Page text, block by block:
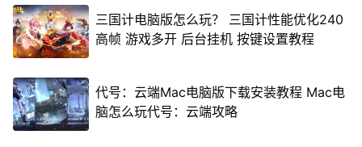
三国计电脑版怎么玩？ 三国计性能优化240
高帧 游戏多开 后台挂机 按键设置教程
代号：云端Mac电脑版下载安装教程 Mac电
脑怎么玩代号：云端攻略